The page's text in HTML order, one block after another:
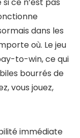
dans les
où. Le jeu
to-win, ce qui
bourrés de
vous jouez,
immédiate